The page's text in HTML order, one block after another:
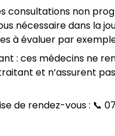
consultations non
nécessaire dans la
à évaluer par
: ces médecins ne
et n’assurent
de rendez-vous : 📞